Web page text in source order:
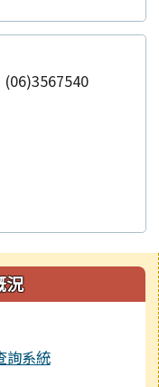
(06)3567540
況
詢系統